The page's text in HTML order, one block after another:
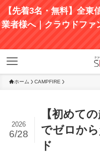
【先着3名・無料】全
業者様へ｜クラウドファ
ホーム CAMPFIRE
【初めて
でゼロか
ド
2026
6/28